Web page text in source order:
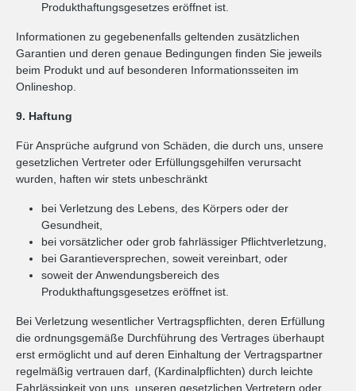
Produkthaftungsgesetzes eröffnet ist.
Informationen zu gegebenenfalls geltenden zusätzlichen
Garantien und deren genaue Bedingungen finden Sie jeweils
beim Produkt und auf besonderen Informationsseiten im
Onlineshop.
9. Haftung
Für Ansprüche aufgrund von Schäden, die durch uns, unsere
gesetzlichen Vertreter oder Erfüllungsgehilfen verursacht
wurden, haften wir stets unbeschränkt
bei Verletzung des Lebens, des Körpers oder der
Gesundheit,
bei vorsätzlicher oder grob fahrlässiger Pflichtverletzung,
bei Garantieversprechen, soweit vereinbart, oder
soweit der Anwendungsbereich des
Produkthaftungsgesetzes eröffnet ist.
Bei Verletzung wesentlicher Vertragspflichten, deren Erfüllung
die ordnungsgemäße Durchführung des Vertrages überhaupt
erst ermöglicht und auf deren Einhaltung der Vertragspartner
regelmäßig vertrauen darf, (Kardinalpflichten) durch leichte
Fahrlässigkeit von uns, unseren gesetzlichen Vertretern oder